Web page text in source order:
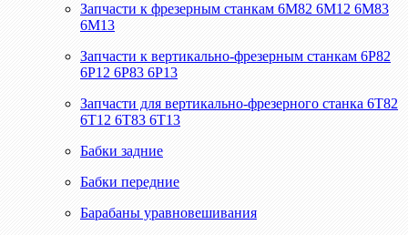
Запчасти к фрезерным станкам 6М82 6М12 6М83
6М13
Запчасти к вертикально-фрезерным станкам 6Р82
6Р12 6Р83 6Р13
Запчасти для вертикально-фрезерного станка 6Т82
6Т12 6Т83 6Т13
Бабки задние
Бабки передние
Барабаны уравновешивания